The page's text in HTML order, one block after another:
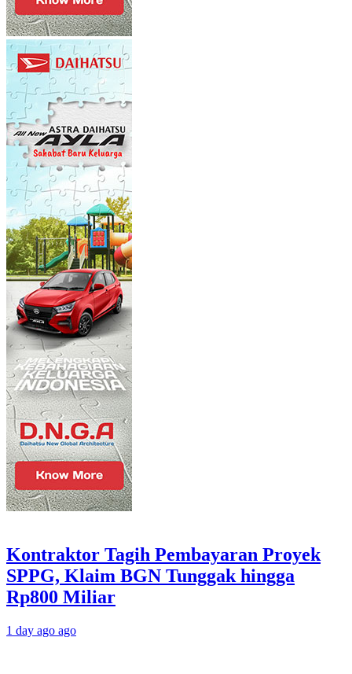
Kontraktor Tagih Pembayaran Proyek
SPPG, Klaim BGN Tunggak hingga
Rp800 Miliar
1 day ago ago